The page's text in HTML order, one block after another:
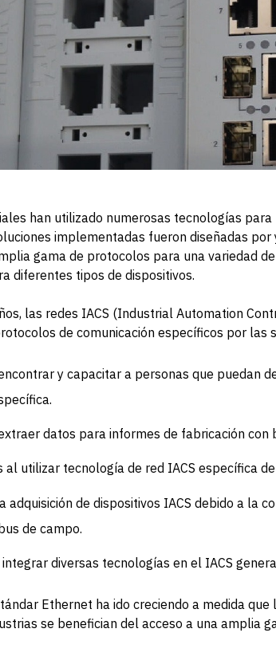
han utilizado numerosas tecnologías
implementadas fueron diseñadas por
gama de protocolos para una variedad
diferentes tipos de dispositivos.
las redes IACS (Industrial Automation
de comunicación específicos por las
y capacitar a personas que puedan
datos para informes de fabricación con
al utilizar tecnología de red IACS específica
adquisición de dispositivos IACS debido a la
de campo.
diversas tecnologías en el IACS
Ethernet ha ido creciendo a medida
se benefician del acceso a una amplia